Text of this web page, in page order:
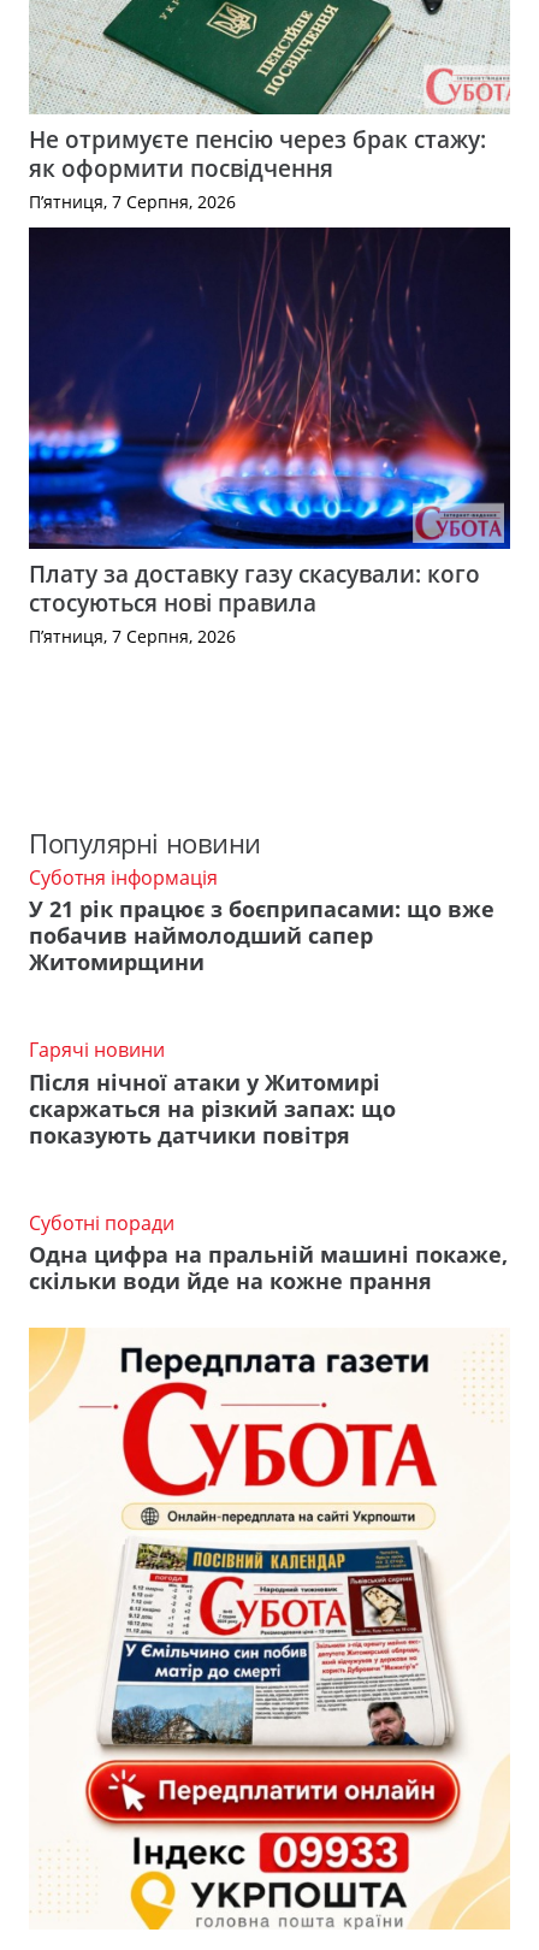
Не отримуєте пенсію через брак стажу:
як оформити посвідчення
П’ятниця, 7 Серпня, 2026
Плату за доставку газу скасували: кого
стосуються нові правила
П’ятниця, 7 Серпня, 2026
Популярні новини
Суботня інформація
У 21 рік працює з боєприпасами: що вже
побачив наймолодший сапер
Житомирщини
Гарячі новини
Після нічної атаки у Житомирі
скаржаться на різкий запах: що
показують датчики повітря
Суботні поради
Одна цифра на пральній машині покаже,
скільки води йде на кожне прання